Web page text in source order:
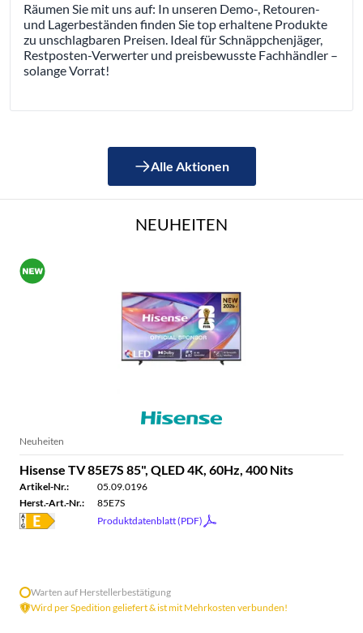
Räumen Sie mit uns auf: In unseren Demo-, Retouren-
und Lagerbeständen finden Sie top erhaltene Produkte
zu unschlagbaren Preisen. Ideal für Schnäppchenjäger,
Restposten-Verwerter und preisbewusste Fachhändler –
solange Vorrat!
Alle Aktionen
NEUHEITEN
Neuheiten
Hisense TV 85E7S 85", QLED 4K, 60Hz, 400 Nits
Artikel-Nr.:
05.09.0196
Herst.-Art.-Nr.:
85E7S
Produktdatenblatt (PDF)
Warten auf Herstellerbestätigung
Wird per Spedition geliefert & ist mit Mehrkosten verbunden!